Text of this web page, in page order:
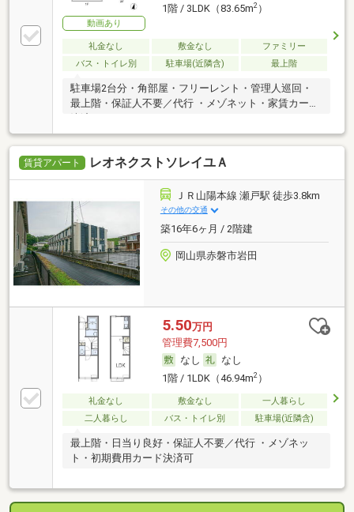
動画あり
1階 / 3LDK（83.65m2）
礼金なし 敷金なし
ファミリー
バス・トイレ別
駐車場(近隣含) 最上階
駐車場2台分・角部屋・フリーレント・管理人巡回・
最上階・保証人不要／代行 ・メゾネット・家賃カード
決済可
賃貸アパート レオネクストソレイユＡ
ＪＲ山陽本線 瀬戸駅 徒歩3.8km
その他の交通
築16年6ヶ月 / 2階建
岡山県赤磐市岩田
5.50万円
管理費7,500円
なし
なし
1階 / 1LDK（46.94m2）
礼金なし 敷金なし
一人暮らし
二人暮らし
バス・トイレ別 駐車場(近隣含)
最上階・日当り良好・保証人不要／代行 ・メゾネッ
ト・初期費用カード決済可